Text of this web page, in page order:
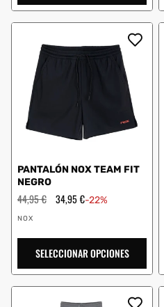
PANTALÓN NOX TEAM FIT
NEGRO
Precio
habitual
44,95 € Precio
34,95 €-22%
Proveedor:
NOX
SELECCIONAR OPCIONES